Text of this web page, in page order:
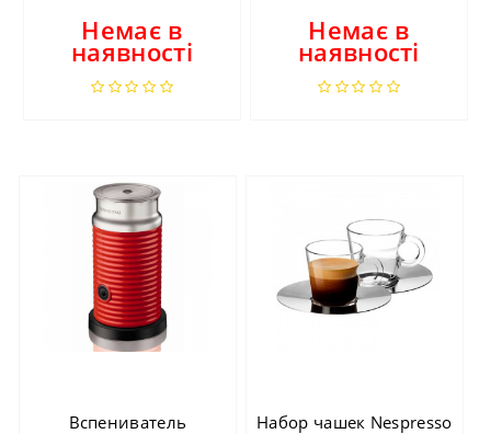
Немає в
наявності
Немає в
наявності
Вспениватель
Набор чашек Nespresso